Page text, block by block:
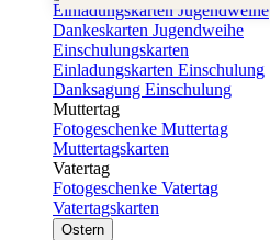
Einladungskarten Jugendweihe
Dankeskarten Jugendweihe
Einschulungskarten
Einladungskarten Einschulung
Danksagung Einschulung
Muttertag
Fotogeschenke Muttertag
Muttertagskarten
Vatertag
Fotogeschenke Vatertag
Vatertagskarten
Ostern